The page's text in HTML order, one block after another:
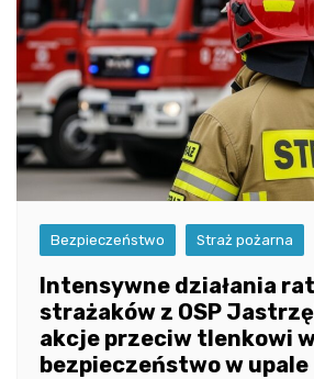
Bezpieczeństwo Straż pożarna
Intensywne działania
strażaków z OSP
akcje przeciw tlenkowi
bezpieczeństwo w upale